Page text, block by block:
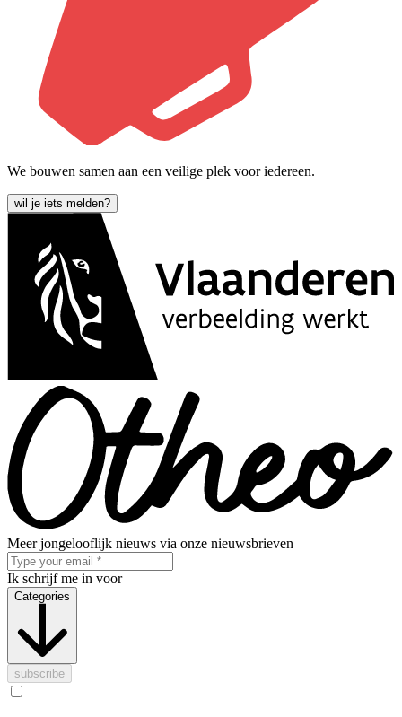
We bouwen samen aan een veilige plek voor iedereen.
wil je iets melden?
Meer jongelooflijk nieuws via onze nieuwsbrieven
Ik schrijf me in voor
Categories
subscribe